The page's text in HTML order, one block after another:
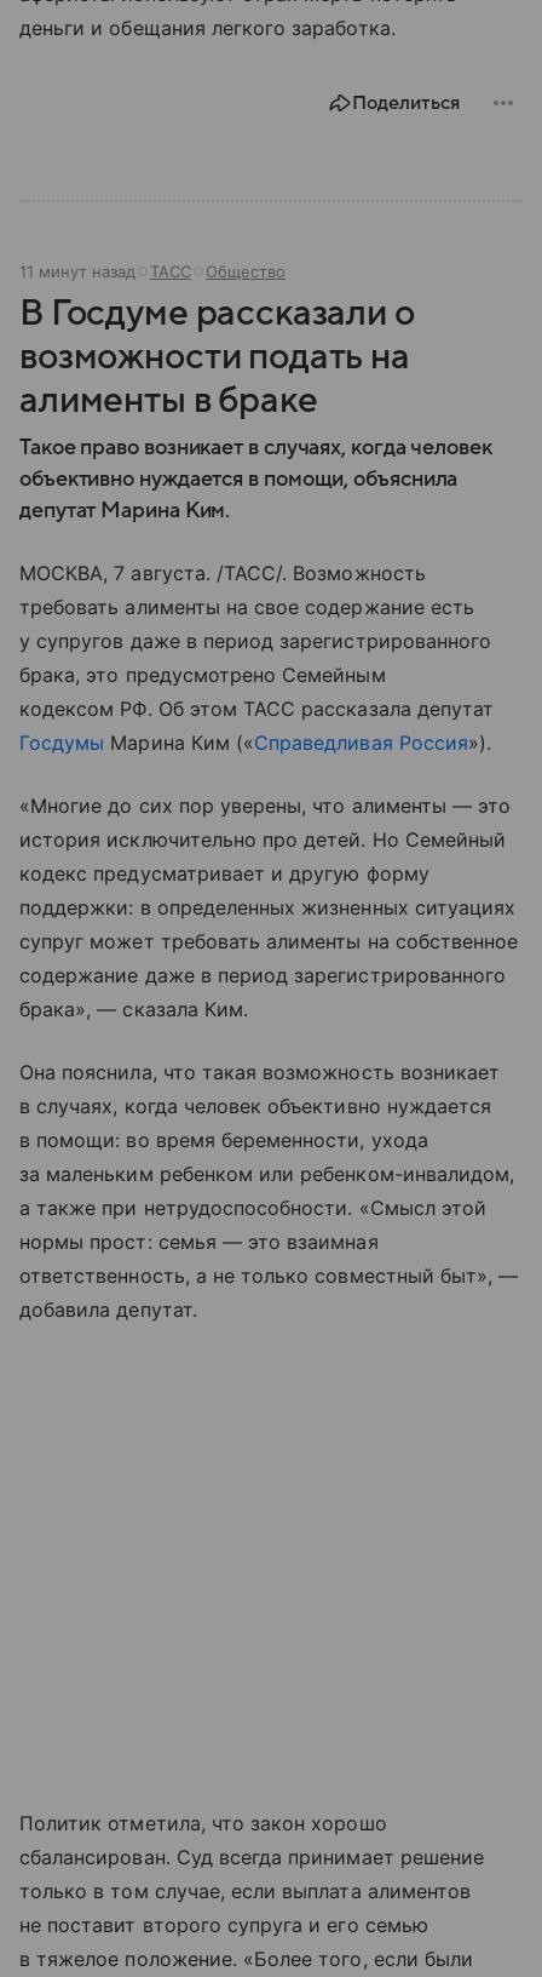
деньги и обещания легкого заработка.
Поделиться
11 минут назад ТАСС Общество
В Госдуме рассказали о
возможности подать на
алименты в браке
Такое право возникает в случаях, когда человек
объективно нуждается в помощи, объяснила
депутат Марина Ким.
МОСКВА, 7 августа. /ТАСС/. Возможность
требовать алименты на свое содержание есть
у супругов даже в период зарегистрированного
брака, это предусмотрено Семейным
кодексом РФ. Об этом ТАСС рассказала депутат
Госдумы Марина Ким («Справедливая Россия»).
«Многие до сих пор уверены, что алименты — это
история исключительно про детей. Но Семейный
кодекс предусматривает и другую форму
поддержки: в определенных жизненных ситуациях
супруг может требовать алименты на собственное
содержание даже в период зарегистрированного
брака», — сказала Ким.
Она пояснила, что такая возможность возникает
в случаях, когда человек объективно нуждается
в помощи: во время беременности, ухода
за маленьким ребенком или ребенком-инвалидом,
а также при нетрудоспособности. «Смысл этой
нормы прост: семья — это взаимная
ответственность, а не только совместный быт», —
добавила депутат.
Политик отметила, что закон хорошо
сбалансирован. Суд всегда принимает решение
только в том случае, если выплата алиментов
не поставит второго супруга и его семью
в тяжелое положение. «Более того, если были